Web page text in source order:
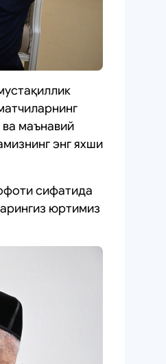
маънавий
энг яхши
сифатида
юртимиз